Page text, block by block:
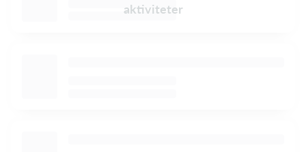
aktiviteter